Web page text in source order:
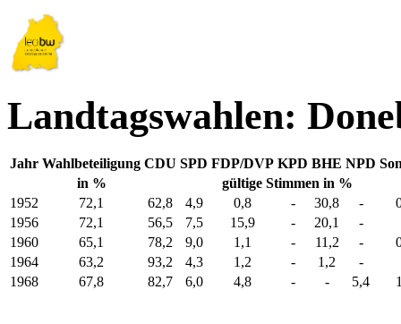
Landtagswahlen:
Jahr Wahlbeteiligung CDU SPD FDP/DVP KPD BHE NPD
in %
gültige Stimmen in %
1952
72,1 62,8 4,9 0,8 - 30,8 -
1956
72,1 56,5 7,5 15,9 - 20,1
-
1960
65,1 78,2 9,0 1,1 - 11,2 -
1964
63,2 93,2 4,3 1,2 - 1,2
-
1968
67,8 82,7 6,0 4,8 - - 5,4